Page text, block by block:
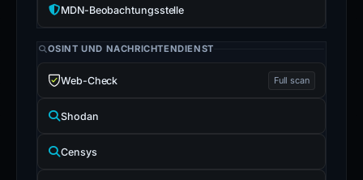
MDN-Beobachtungsstelle
OSINT UND NACHRICHTENDIENST
Web-Check Full scan
Shodan
Censys